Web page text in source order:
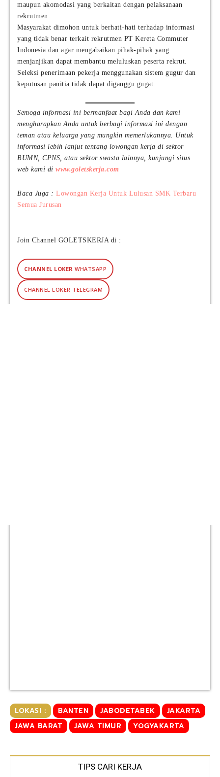
maupun akomodasi yang berkaitan dengan pelaksanaan
rekrutmen.
Masyarakat dimohon untuk berhati-hati terhadap informasi
yang tidak benar terkait rekrutmen PT Kereta Commuter
Indonesia dan agar mengabaikan pihak-pihak yang
menjanjikan dapat membantu meluluskan peserta rekrut.
Seleksi penerimaan pekerja menggunakan sistem gugur dan
keputusan panitia tidak dapat diganggu gugat.
Semoga informasi ini bermanfaat bagi Anda dan kami
mengharapkan Anda untuk berbagi informasi ini dengan
teman atau keluarga yang mungkin memerlukannya. Untuk
informasi lebih lanjut tentang lowongan kerja di sektor
BUMN, CPNS, atau sektor swasta lainnya, kunjungi situs
web kami di www.goletskerja.com
Baca Juga : Lowongan Kerja Untuk Lulusan SMK Terbaru
Semua Jurusan
Join Channel GOLETSKERJA di :
CHANNEL LOKER WHATSAPP
CHANNEL LOKER TELEGRAM
LOKASI : BANTEN JABODETABEK
JAKARTA
JAWA BARAT
JAWA TIMUR YOGYAKARTA
TIPS CARI KERJA